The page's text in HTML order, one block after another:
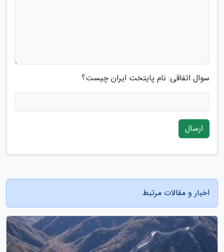
سوال اتفاقی: نام پایتخت ایران چیست؟
ارسال
اخبار و مقالات مرتبط